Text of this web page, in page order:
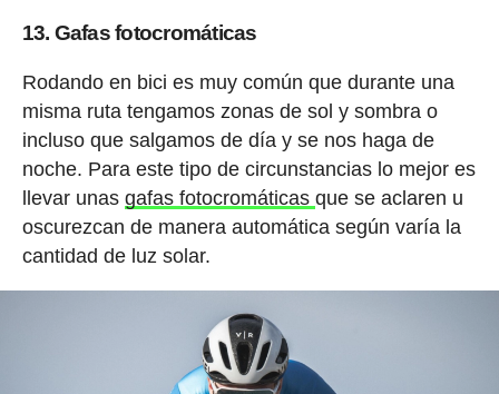
13. Gafas fotocromáticas
Rodando en bici es muy común que durante una
misma ruta tengamos zonas de sol y sombra o
incluso que salgamos de día y se nos haga de
noche. Para este tipo de circunstancias lo mejor es
llevar unas gafas fotocromáticas que se aclaren u
oscurezcan de manera automática según varía la
cantidad de luz solar.